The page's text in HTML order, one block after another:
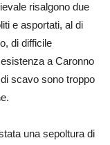
risalgono due
e asportati, al di
di difficile
a Caronno
scavo sono troppo
una sepoltura di